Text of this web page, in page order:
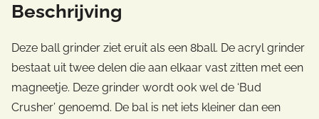
Beschrijving
Deze ball grinder ziet eruit als een 8ball. De acryl grinder
bestaat uit twee delen die aan elkaar vast zitten met een
magneetje. Deze grinder wordt ook wel de ‘Bud
Crusher’ genoemd. De bal is net iets kleiner dan een